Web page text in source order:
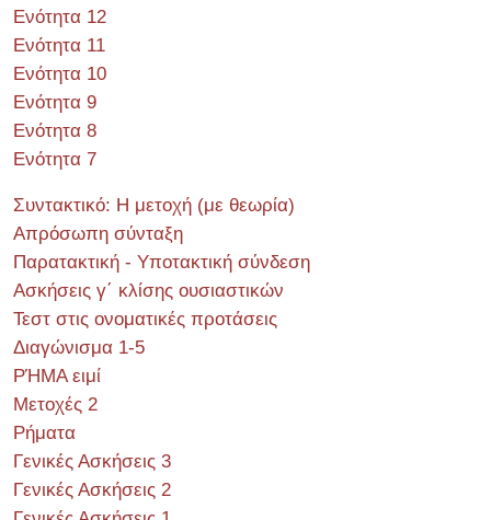
Ενότητα 12
Ενότητα 11
Ενότητα 10
Ενότητα 9
Ενότητα 8
Ενότητα 7
Συντακτικό: Η μετοχή (με θεωρία)
Απρόσωπη σύνταξη
Παρατακτική - Υποτακτική σύνδεση
Ασκήσεις γ΄ κλίσης ουσιαστικών
Τεστ στις ονοματικές προτάσεις
Διαγώνισμα 1-5
ΡΉΜΑ ειμί
Μετοχές 2
Ρήματα
Γενικές Ασκήσεις 3
Γενικές Ασκήσεις 2